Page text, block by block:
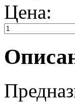
Цена: